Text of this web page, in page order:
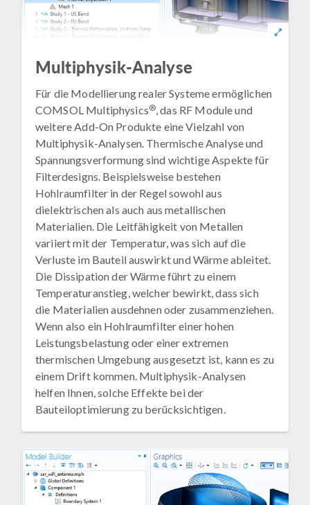
Multiphysik-Analyse
Für die Modellierung realer Systeme ermöglichen
COMSOL Multiphysics® , das RF Module und
weitere Add-On Produkte eine Vielzahl von
Multiphysik-Analysen. Thermische Analyse und
Spannungsverformung sind wichtige Aspekte für
Filterdesigns. Beispielsweise bestehen
Hohlraumfilter in der Regel sowohl aus
dielektrischen als auch aus metallischen
Materialien. Die Leitfähigkeit von Metallen
variiert mit der Temperatur, was sich auf die
Verluste im Bauteil auswirkt und Wärme ableitet.
Die Dissipation der Wärme führt zu einem
Temperaturanstieg, welcher bewirkt, dass sich
die Materialien ausdehnen oder zusammenziehen.
Wenn also ein Hohlraumfilter einer hohen
Leistungsbelastung oder einer extremen
thermischen Umgebung ausgesetzt ist, kann es zu
einem Drift kommen. Multiphysik-Analysen
helfen Ihnen, solche Effekte bei der
Bauteiloptimierung zu berücksichtigen.